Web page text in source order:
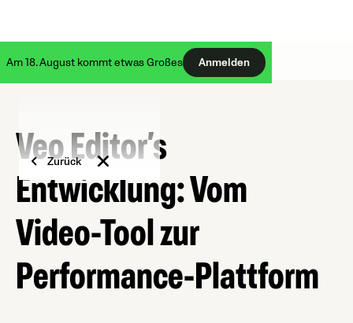
Am 18. August kommt etwas Großes Anmelden
Zurück
Veo Editor’s
Entwicklung: Vom
Video-Tool zur
Performance-Plattform